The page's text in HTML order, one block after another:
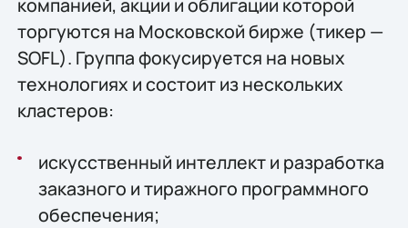
торгуются на Московской бирже (тикер —
SOFL). Группа фокусируется на новых
технологиях и состоит из нескольких
кластеров:
искусственный интеллект и разработка
заказного и тиражного программного
обеспечения;